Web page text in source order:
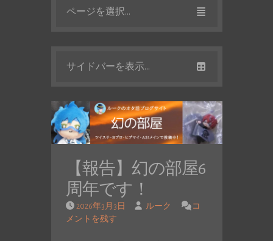
ページを選択...
サイドバーを表示...
【報告】幻の部屋6
周年です！
2026年3月3日 ルーク
コ
メントを残す